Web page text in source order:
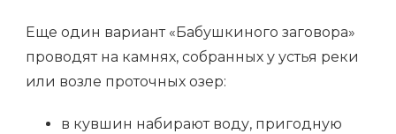
Еще один вариант «Бабушкиного заговора»
проводят на камнях, собранных у устья реки
или возле проточных озер:
в кувшин набирают воду, пригодную